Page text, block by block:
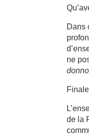
Dans
ne
de la